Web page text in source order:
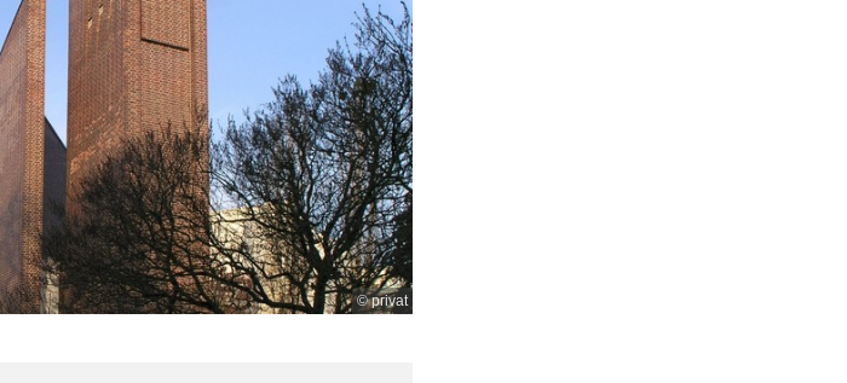
© privat